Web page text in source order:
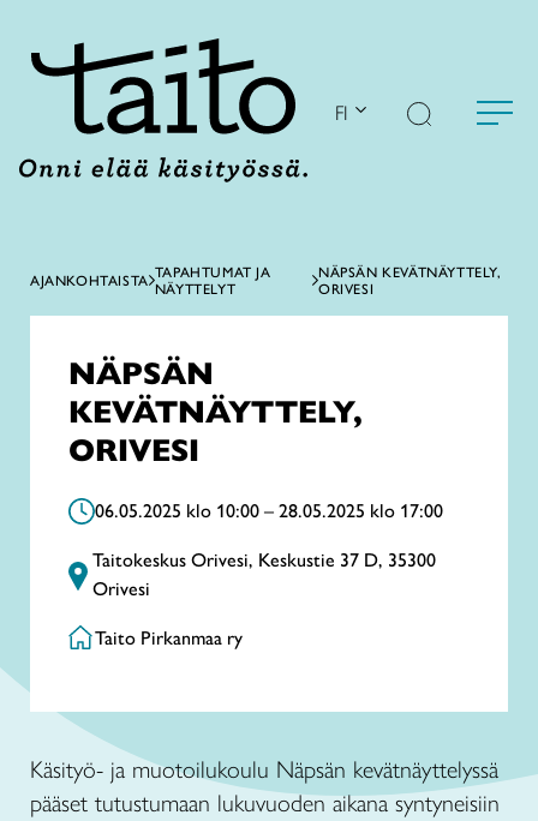
FI
AJANKOHTAISTA TAPAHTUMAT JA
NÄYTTELYT
NÄPSÄN KEVÄTNÄYTTELY,
ORIVESI
NÄPSÄN
KEVÄTNÄYTTELY,
ORIVESI
06.05.2025 klo 10:00 – 28.05.2025 klo 17:00
Taitokeskus Orivesi, Keskustie 37 D, 35300
Orivesi
Taito Pirkanmaa ry
Käsityö- ja muotoilukoulu Näpsän kevätnäyttelyssä
pääset tutustumaan lukuvuoden aikana syntyneisiin